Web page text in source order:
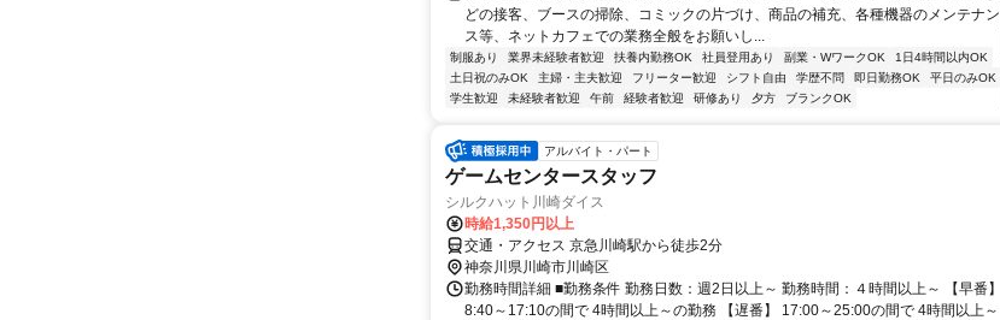
どの接客、ブースの掃除、コミックの片づけ、商品の補充、各種機器のメンテナン
ス等、ネットカフェでの業務全般をお願いし...
制服あり 業界未経験者歓迎 扶養内勤務OK 社員登用あり 副業・WワークOK
1日4時間以内OK
土日祝のみOK
主婦・主夫歓迎 フリーター歓迎 シフト自由 学歴不問 即日勤務OK
平日のみOK
学生歓迎
未経験者歓迎 午前 経験者歓迎 研修あり 夕方 ブランクOK
アルバイト・パート
ゲームセンタースタッフ
シルクハット川崎ダイス
時給1,350円以上
交通・アクセス 京急川崎駅から徒歩2分
神奈川県川崎市川崎区
勤務時間詳細 ■勤務条件 勤務日数：週2日以上～ 勤務時間：４時間以上～ 【早番】
8:40～17:10の間で 4時間以上～の勤務 【遅番】 17:00～25:00の間で 4時間以上～